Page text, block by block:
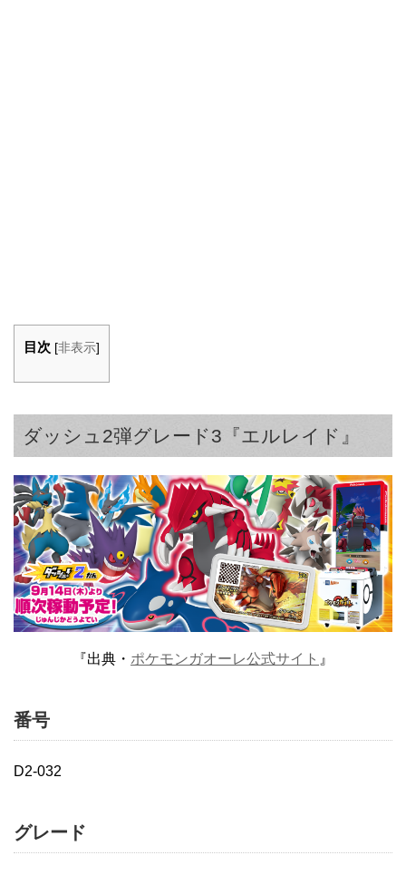
目次 [非表示]
ダッシュ2弾グレード3『エルレイド』
『出典・ ポケモンガオーレ公式サイト 』
番号
D2-032
グレード